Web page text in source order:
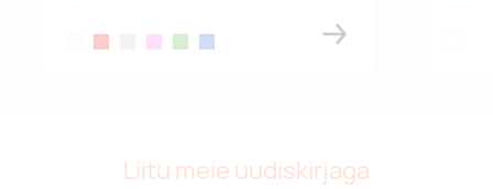
Liitu meie uudiskirjaga